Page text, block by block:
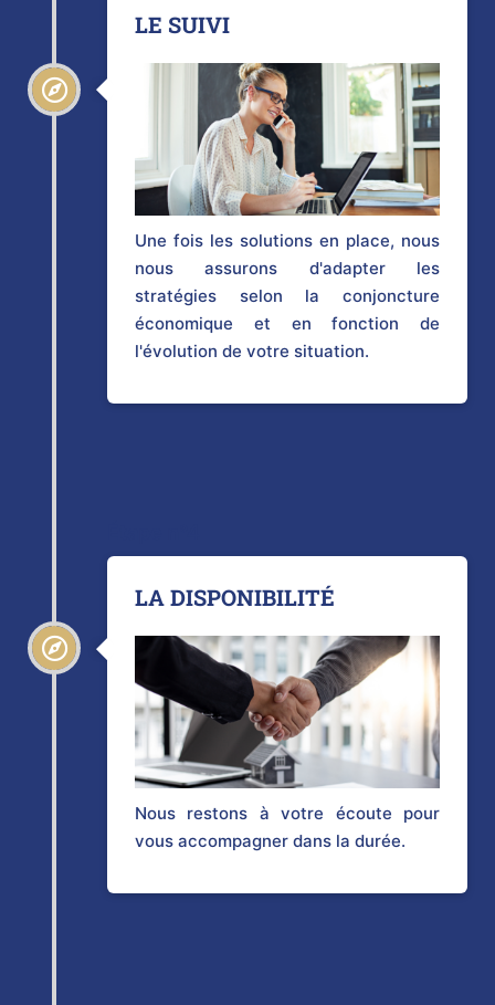
LE SUIVI
Une fois les solutions en place, nous
nous assurons d'adapter les
stratégies selon la conjoncture
économique et en fonction de
l'évolution de votre situation.
LA DISPONIBILITÉ
Nous restons à votre écoute pour
vous accompagner dans la durée.